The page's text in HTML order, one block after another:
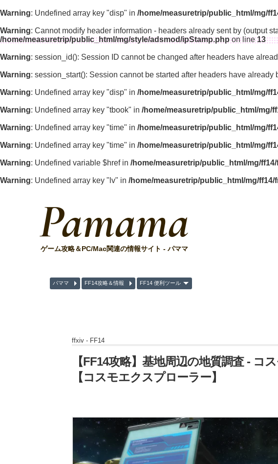
Warning: Undefined array key "disp" in /home/measuretrip/public_html/mg/
Warning: Cannot modify header information - headers already sent by (output
/home/measuretrip/public_html/mg/style/adsmod/ipStamp.phpon line13
Warning: session_id(): Session ID cannot be changed after headers have
Warning: session_start(): Session cannot be started after headers have already
Warning: Undefined array key "disp" in /home/measuretrip/public_html/mg/
Warning: Undefined array key "tbook" in /home/measuretrip/public_html/mg/
Warning: Undefined array key "time" in /home/measuretrip/public_html/mg/
Warning: Undefined array key "time" in /home/measuretrip/public_html/mg/
Warning: Undefined variable $href in /home/measuretrip/public_html/mg/
Warning: Undefined array key "lv" in /home/measuretrip/public_html/mg/ff14/
Pamama
ゲーム攻略＆PC/Mac関連の情報サイト - パママ
パママ FF14攻略＆情報 FF14 便利ツール
ffxiv - FF14
【FF14攻略】基地周辺の地質調査 - コ
【コスモエクスプローラー】